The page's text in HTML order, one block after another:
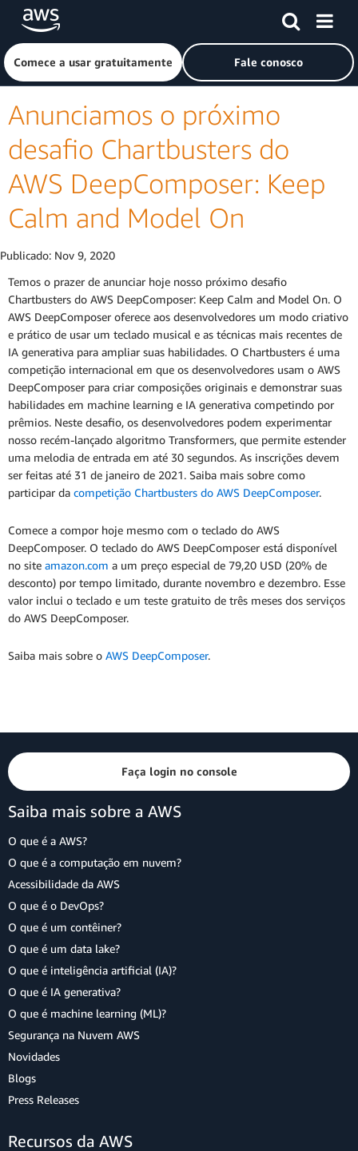
Pular para o conteúdo principal
Clique aqui para voltar à página inicial da Amazon Web
Comece a usar gratuitamente Fale conosco
Anunciamos o próximo
desafio Chartbusters do
AWS DeepComposer: Keep
Calm and Model On
Publicado: Nov 9, 2020
Temos o prazer de anunciar hoje nosso próximo desafio
Chartbusters do AWS DeepComposer: Keep Calm and Model On. O
AWS DeepComposer oferece aos desenvolvedores um modo criativo
e prático de usar um teclado musical e as técnicas mais recentes de
IA generativa para ampliar suas habilidades. O Chartbusters é uma
competição internacional em que os desenvolvedores usam o AWS
DeepComposer para criar composições originais e demonstrar suas
habilidades em machine learning e IA generativa competindo por
prêmios. Neste desafio, os desenvolvedores podem experimentar
nosso recém-lançado algoritmo Transformers, que permite estender
uma melodia de entrada em até 30 segundos. As inscrições devem
ser feitas até 31 de janeiro de 2021. Saiba mais sobre como
participar da competição Chartbusters do AWS DeepComposer.
Comece a compor hoje mesmo com o teclado do AWS
DeepComposer. O teclado do AWS DeepComposer está disponível
no site amazon.com a um preço especial de 79,20 USD (20% de
desconto) por tempo limitado, durante novembro e dezembro. Esse
valor inclui o teclado e um teste gratuito de três meses dos serviços
do AWS DeepComposer.
Saiba mais sobre o AWS DeepComposer.
Faça login no console
Saiba mais sobre a AWS
O que é a AWS?
O que é a computação em nuvem?
Acessibilidade da AWS
O que é o DevOps?
O que é um contêiner?
O que é um data lake?
O que é inteligência artificial (IA)?
O que é IA generativa?
O que é machine learning (ML)?
Segurança na Nuvem AWS
Novidades
Blogs
Press Releases
Recursos da AWS